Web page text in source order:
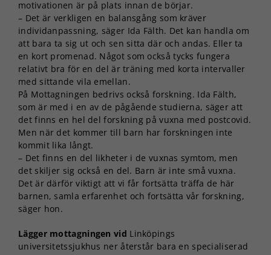
motivationen är på plats innan de börjar.
– Det är verkligen en balansgång som kräver
individanpassning, säger Ida Fälth. Det kan handla om
att bara ta sig ut och sen sitta där och andas. Eller ta
en kort promenad. Något som också tycks fungera
relativt bra för en del är träning med korta intervaller
med sittande vila emellan.
På Mottagningen bedrivs också forskning. Ida Fälth,
som är med i en av de pågående studierna, säger att
det finns en hel del forskning på vuxna med postcovid.
Men när det kommer till barn har forskningen inte
kommit lika långt.
– Det finns en del likheter i de vuxnas symtom, men
det skiljer sig också en del. Barn är inte små vuxna.
Det är därför viktigt att vi får fortsätta träffa de här
barnen, samla erfarenhet och fortsätta vår forskning,
säger hon.
Lägger mottagningen vid Linköpings
universitetssjukhus ner återstår bara en specialiserad